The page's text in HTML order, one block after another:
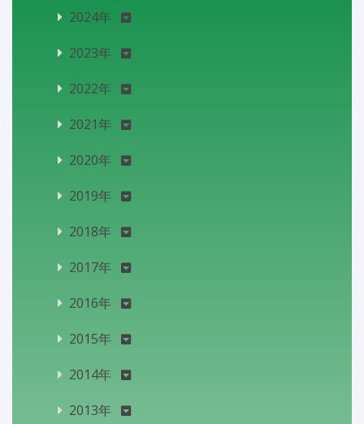
2024年
2023年
2022年
2021年
2020年
2019年
2018年
2017年
2016年
2015年
2014年
2013年